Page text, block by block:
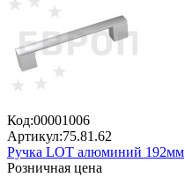
Код:00001006
Артикул:75.81.62
Ручка LOT алюминий 192мм
Розничная цена